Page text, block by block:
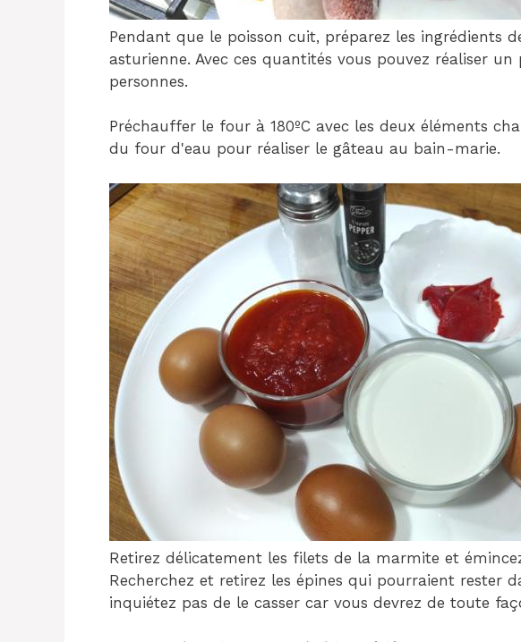
Pendant que le poisson cuit, préparez les ingrédients
asturienne. Avec ces quantités vous pouvez réaliser un
personnes.
Préchauffer le four à 180ºC avec les deux éléments
du four d'eau pour réaliser le gâteau au bain-marie.
Retirez délicatement les filets de la marmite et
Recherchez et retirez les épines qui pourraient rester
inquiétez pas de le casser car vous devrez de toute